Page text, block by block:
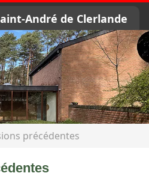
André de Clerlande
précédentes